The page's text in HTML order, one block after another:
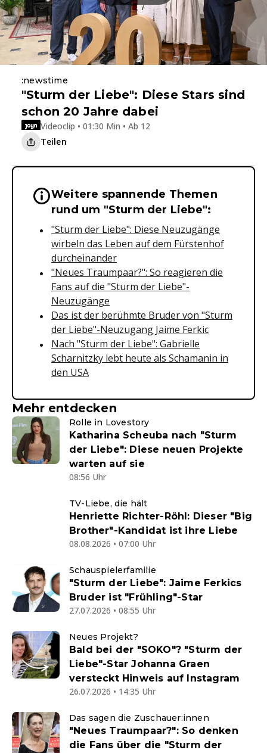
:newstime
"Sturm der Liebe": Diese Stars sind
schon 20 Jahre dabei
Videoclip • 01:30 Min • Ab 12
Teilen
Wichtige Hinweise &
Weitere spannende Themen
rund um "Sturm der Liebe":
"Sturm der Liebe": Diese Neuzugänge
wirbeln das Leben auf dem Fürstenhof
durcheinander
"Neues Traumpaar?": So reagieren die
Fans auf die "Sturm der Liebe"-
Neuzugänge
Das ist der berühmte Bruder von "Sturm
der Liebe"-Neuzugang Jaime Ferkic
Nach "Sturm der Liebe": Gabrielle
Scharnitzky lebt heute als Schamanin in
den USA
Mehr entdecken
Rolle in Lovestory
Katharina Scheuba nach "Sturm
der Liebe": Diese neuen Projekte
warten auf sie
08:56 Uhr
TV-Liebe, die hält
Henriette Richter-Röhl: Dieser "Big
Brother"-Kandidat ist ihre Liebe
08.08.2026 • 07:00 Uhr
Schauspielerfamilie
"Sturm der Liebe": Jaime Ferkics
Bruder ist "Frühling"-Star
27.07.2026 • 08:55 Uhr
Neues Projekt?
Bald bei der "SOKO"? "Sturm der
Liebe"-Star Johanna Graen
versteckt Hinweis auf Instagram
26.07.2026 • 14:35 Uhr
Das sagen die Zuschauer:innen
"Neues Traumpaar?": So denken
die Fans über die "Sturm der